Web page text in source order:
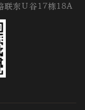
联东Ｕ谷17栋18A